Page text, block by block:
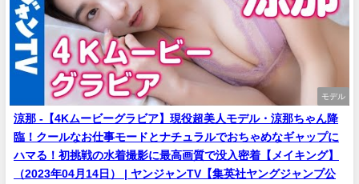
モデル
涼那 -【4Kムービーグラビア】現役超美人モデル・涼那ちゃん降
臨！クールなお仕事モードとナチュラルでおちゃめなギャップに
ハマる！初挑戦の水着撮影に最高画質で没入密着【メイキング】​
⁠（2023年04月14日） | ヤンジャンTV【集英社ヤングジャンプ公